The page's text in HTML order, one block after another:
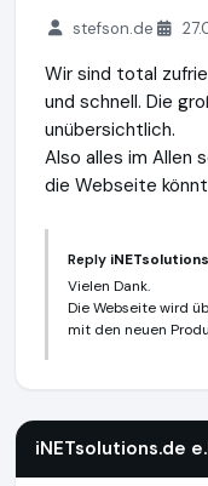
stefson.de
Wir sind total
und schnell. Die
unübersichtlich.
Also alles im Allen
die Webseite
Reply
Vielen Dank.
Die Webseite wird
mit den neuen
iNETsolutions.de